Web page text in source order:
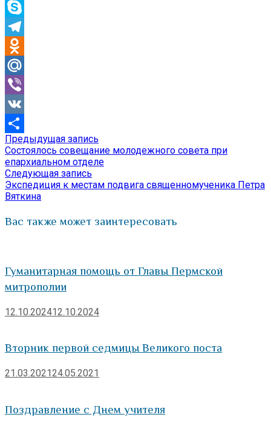
WhatsApp
Skype
Telegram
Odnoklassniki
Mail.Ru
Viber
VK
Отправить
Навигация
по
записям
Предыдущая запись
запись:
Состоялось совещание молодежного совета при
епархиальном отделе
Следующая запись
запись:
Экспедиция к местам подвига священномученика Петра
Вяткина
Вас также может заинтересовать
Гуманитарная помощь от Главы Пермской
митрополии
12.10.202412.10.2024
Вторник первой седмицы Великого поста
21.03.202124.05.2021
Поздравление с Днем учителя